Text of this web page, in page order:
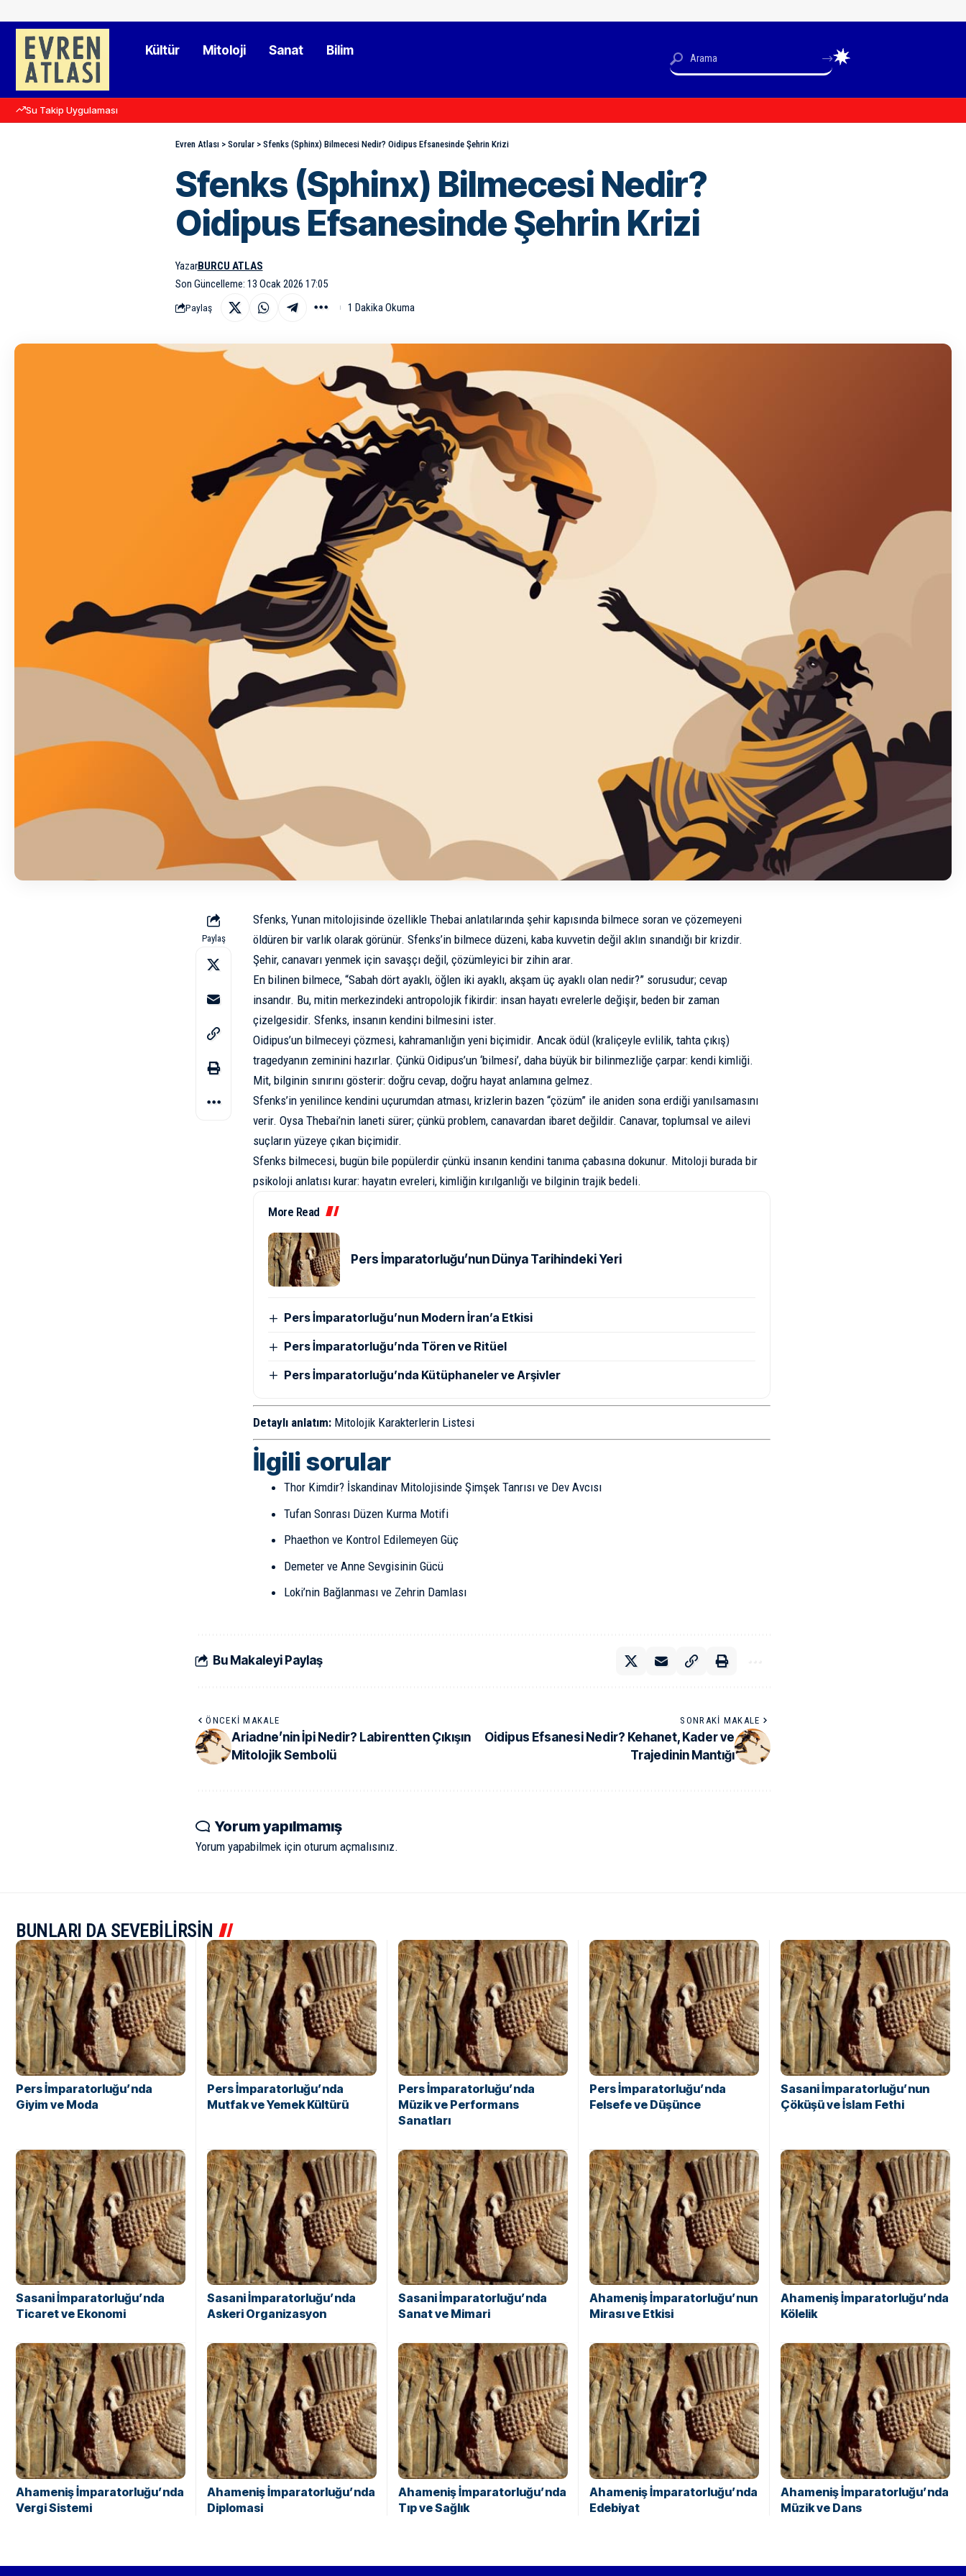
Kültür Mitoloji Sanat Bilim
Su Takip Uygulaması
Evren Atlası> Sorular> Sfenks (Sphinx) Bilmecesi Nedir? Oidipus Efsanesinde Şehrin Krizi
Sfenks (Sphinx) Bilmecesi Nedir?
Oidipus Efsanesinde Şehrin Krizi
Son Güncelleme: 13 Ocak 2026 17:05
YazarBURCU ATLAS
Paylaş 1 Dakika Okuma
Paylaş
Sfenks, Yunan mitolojisinde özellikle Thebai anlatılarında şehir kapısında bilmece soran ve çözemeyeni
öldüren bir varlık olarak görünür. Sfenks’in bilmece düzeni, kaba kuvvetin değil aklın sınandığı bir krizdir.
Şehir, canavarı yenmek için savaşçı değil, çözümleyici bir zihin arar.
En bilinen bilmece, “Sabah dört ayaklı, öğlen iki ayaklı, akşam üç ayaklı olan nedir?” sorusudur; cevap
insandır. Bu, mitin merkezindeki antropolojik fikirdir: insan hayatı evrelerle değişir, beden bir zaman
çizelgesidir. Sfenks, insanın kendini bilmesini ister.
Oidipus’un bilmeceyi çözmesi, kahramanlığın yeni biçimidir. Ancak ödül (kraliçeyle evlilik, tahta çıkış)
tragedyanın zeminini hazırlar. Çünkü Oidipus’un ‘bilmesi’, daha büyük bir bilinmezliğe çarpar: kendi kimliği.
Mit, bilginin sınırını gösterir: doğru cevap, doğru hayat anlamına gelmez.
Sfenks’in yenilince kendini uçurumdan atması, krizlerin bazen “çözüm” ile aniden sona erdiği yanılsamasını
verir. Oysa Thebai’nin laneti sürer; çünkü problem, canavardan ibaret değildir. Canavar, toplumsal ve ailevi
suçların yüzeye çıkan biçimidir.
Sfenks bilmecesi, bugün bile popülerdir çünkü insanın kendini tanıma çabasına dokunur. Mitoloji burada bir
psikoloji anlatısı kurar: hayatın evreleri, kimliğin kırılganlığı ve bilginin trajik bedeli.
More Read
Pers İmparatorluğu’nun Dünya Tarihindeki Yeri
Pers İmparatorluğu’nun Modern İran’a Etkisi
Pers İmparatorluğu’nda Tören ve Ritüel
Pers İmparatorluğu’nda Kütüphaneler ve Arşivler
Detaylı anlatım: Mitolojik Karakterlerin Listesi
İlgili sorular
Thor Kimdir? İskandinav Mitolojisinde Şimşek Tanrısı ve Dev Avcısı
Tufan Sonrası Düzen Kurma Motifi
Phaethon ve Kontrol Edilemeyen Güç
Demeter ve Anne Sevgisinin Gücü
Loki’nin Bağlanması ve Zehrin Damlası
Bu Makaleyi Paylaş
ÖNCEKI MAKALE
Ariadne’nin İpi Nedir? Labirentten Çıkışın
Mitolojik Sembolü
SONRAKI MAKALE
Oidipus Efsanesi Nedir? Kehanet, Kader ve
Trajedinin Mantığı
Yorum yapılmamış
Yorum yapabilmek için oturum açmalısınız.
BUNLARI DA SEVEBİLİRSİN
Pers İmparatorluğu’nda
Giyim ve Moda
Pers İmparatorluğu’nda
Mutfak ve Yemek Kültürü
Pers İmparatorluğu’nda
Müzik ve Performans
Sanatları
Pers İmparatorluğu’nda
Felsefe ve Düşünce
Sasani İmparatorluğu’nun
Çöküşü ve İslam Fethi
Sasani İmparatorluğu’nda
Ticaret ve Ekonomi
Sasani İmparatorluğu’nda
Askeri Organizasyon
Sasani İmparatorluğu’nda
Sanat ve Mimari
Ahameniş İmparatorluğu’nun
Mirası ve Etkisi
Ahameniş İmparatorluğu’nda
Kölelik
Ahameniş İmparatorluğu’nda
Vergi Sistemi
Ahameniş İmparatorluğu’nda
Diplomasi
Ahameniş İmparatorluğu’nda
Tıp ve Sağlık
Ahameniş İmparatorluğu’nda
Edebiyat
Ahameniş İmparatorluğu’nda
Müzik ve Dans